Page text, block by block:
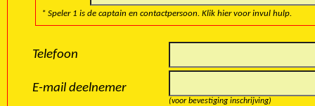
* Speler 1 is de captain en contactpersoon. Klik hier voor invul hulp.
Telefoon
E-mail deelnemer
(voor bevestiging inschrijving)